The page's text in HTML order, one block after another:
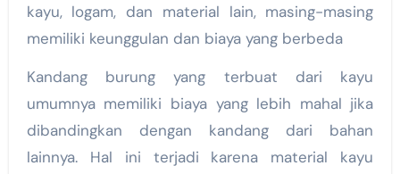
kayu, logam, dan material lain, masing-masing
memiliki keunggulan dan biaya yang berbeda
Kandang burung yang terbuat dari kayu
umumnya memiliki biaya yang lebih mahal jika
dibandingkan dengan kandang dari bahan
lainnya. Hal ini terjadi karena material kayu